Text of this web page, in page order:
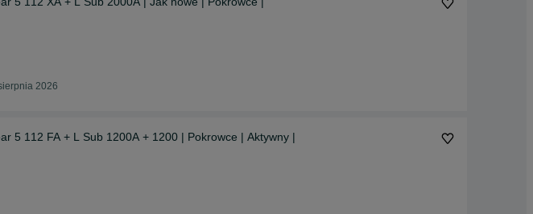
2026
5 112 FA + L Sub 1200A + 1200 | Pokrowce | Aktywny |